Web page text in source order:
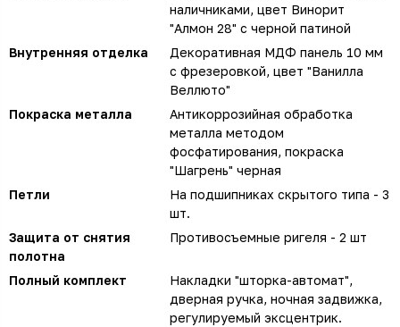
наличниками, цвет Винорит
"Алмон 28" с черной патиной
Внутренняя отделка
Декоративная МДФ панель 10 мм
с фрезеровкой, цвет "Ванилла
Веллюто"
Покраска металла
Антикоррозийная обработка
металла методом
фосфатирования, покраска
"Шагрень" черная
Петли
На подшипниках скрытого типа - 3
шт.
Защита от снятия
полотна
Противосъемные ригеля - 2 шт
Полный комплект
Накладки "шторка-автомат",
дверная ручка, ночная задвижка,
регулируемый эксцентрик.